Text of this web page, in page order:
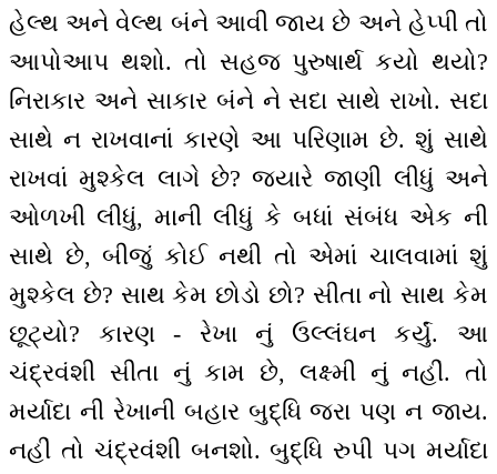
હેલ્થ અને વેલ્થ બંને આવી જાય છે અને હેપ્પી તો
આપોઆપ થશો. તો સહજ પુરુષાર્થ કયો થયો?
નિરાકાર અને સાકાર બંને ને સદા સાથે રાખો. સદા
સાથે ન રાખવાનાં કારણે આ પરિણામ છે. શું સાથે
રાખવાં મુશ્કેલ લાગે છે? જ્યારે જાણી લીધું અને
ઓળખી લીધું, માની લીધું કે બધાં સંબંધ એક ની
સાથે છે, બીજું કોઈ નથી તો એમાં ચાલવામાં શું
મુશ્કેલ છે? સાથ કેમ છોડો છો? સીતા નો સાથ કેમ
છૂટ્યો? કારણ - રેખા નું ઉલ્લંઘન કર્યું. આ
ચંદ્રવંશી સીતા નું કામ છે, લક્ષ્મી નું નહીં. તો
મર્યાદા ની રેખાની બહાર બુદ્ધિ જરા પણ ન જાય.
નહીં તો ચંદ્રવંશી બનશો. બુદ્ધિ રુપી પગ મર્યાદા